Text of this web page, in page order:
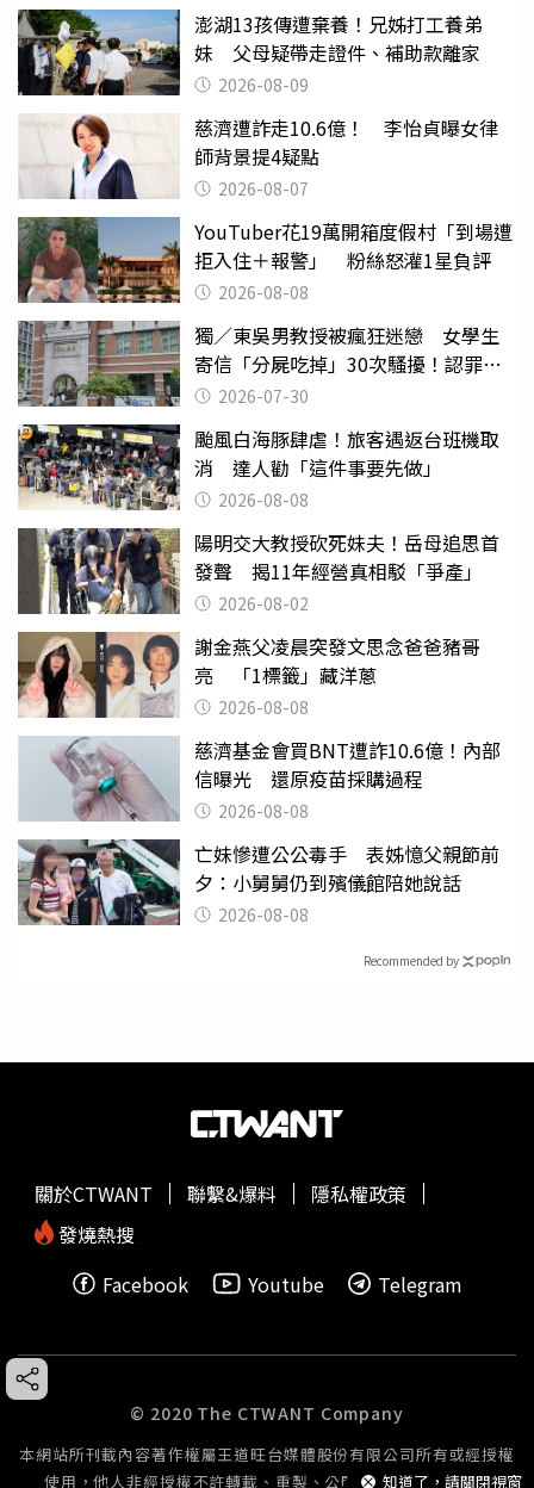
澎湖13孩傳遭棄養！兄姊打工養弟
妹 父母疑帶走證件、補助款離家
2026-08-09
慈濟遭詐走10.6億！ 李怡貞曝女律
師背景提4疑點
2026-08-07
YouTuber花19萬開箱度假村「到場遭
拒入住＋報警」 粉絲怒灌1星負評
2026-08-08
獨／東吳男教授被瘋狂迷戀 女學生
寄信「分屍吃掉」30次騷擾！認罪免
關 2026-07-30
颱風白海豚肆虐！旅客遇返台班機取
消 達人勸「這件事要先做」
2026-08-08
陽明交大教授砍死妹夫！岳母追思首
發聲 揭11年經營真相駁「爭產」
2026-08-02
謝金燕父凌晨突發文思念爸爸豬哥
亮 「1標籤」藏洋蔥
2026-08-08
慈濟基金會買BNT遭詐10.6億！內部
信曝光 還原疫苗採購過程
2026-08-08
亡妹慘遭公公毒手 表姊憶父親節前
夕：小舅舅仍到殯儀館陪她說話
2026-08-08
Recommended by
知道了，請關閉視窗
關於CTWANT 聯繫&爆料
隱私權政策
發燒熱搜
Facebook
Youtube Telegram
© 2020 The CTWANT Company
本網站所刊載內容著作權屬王道旺台媒體股份有限公司所有或經授權
使用，他人非經授權不許轉載、重製、公開播送或公開傳輸。